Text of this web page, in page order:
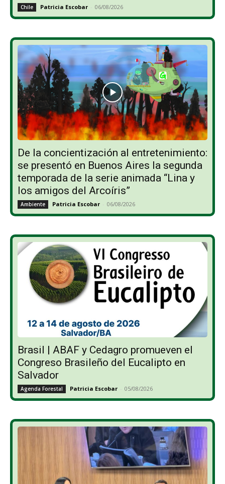
Chile Patricia Escobar - 06/08/2026
De la concientización al entretenimiento:
se presentó en Buenos Aires la segunda
temporada de la serie animada “Lina y
los amigos del Arcoíris”
Ambiente Patricia Escobar - 06/08/2026
Brasil | ABAF y Cedagro promueven el
Congreso Brasileño del Eucalipto en
Salvador
Agenda Forestal Patricia Escobar - 05/08/2026